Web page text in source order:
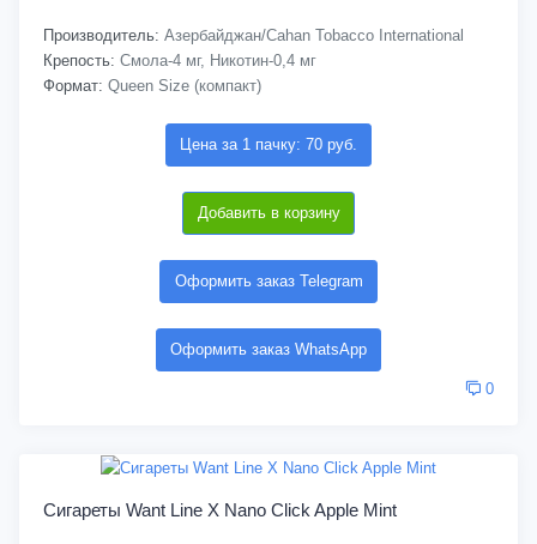
Производитель: Азербайджан/Cahan Tobacco International
Крепость: Смола-4 мг, Никотин-0,4 мг
Формат: Queen Size (компакт)
Цена за 1 пачку: 70 руб.
Добавить в корзину
Оформить заказ Telegram
Оформить заказ WhatsApp
0
Сигареты Want Line X Nano Click Apple Mint